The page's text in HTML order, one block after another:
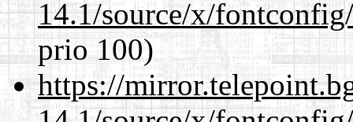
14.1/source/x/
prio 100)
https://